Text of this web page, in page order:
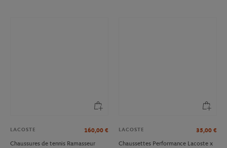
LACOSTE 160,00 €
Chaussures de tennis Ramasseur
LACOSTE 35,00 €
Chaussettes Performance Lacoste x